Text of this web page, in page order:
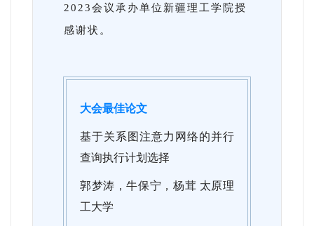
2023会议承办单位新疆理工学院授
感谢状。
大会最佳论文
基于关系图注意力网络的并行
查询执行计划选择
郭梦涛，牛保宁，杨茸 太原理
工大学